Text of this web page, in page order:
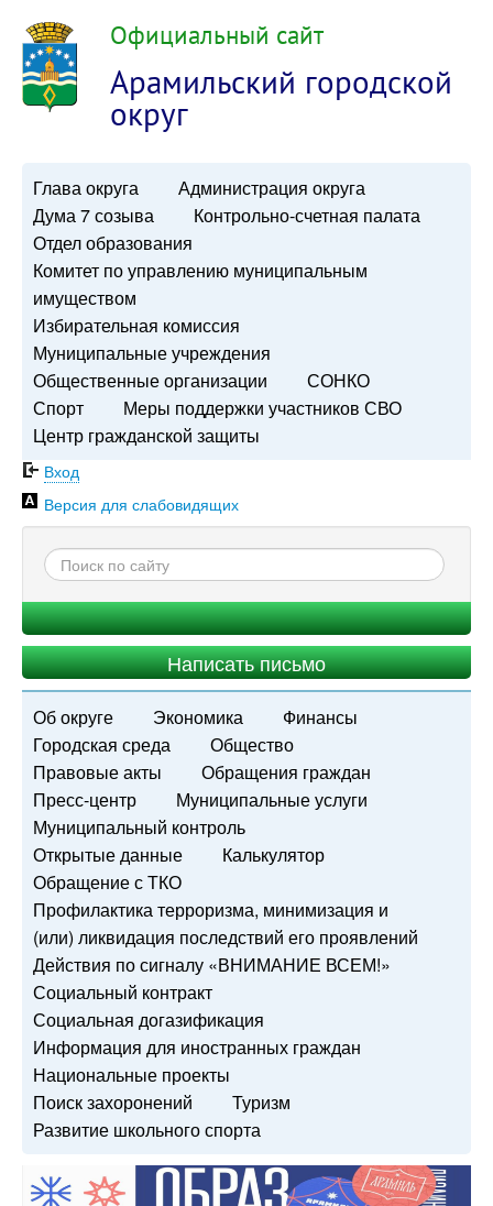
Официальный сайт
Арамильский городской
округ
Глава округа
Администрация округа
Дума 7 созыва
Контрольно-счетная палата
Отдел образования
Комитет по управлению муниципальным
имуществом
Избирательная комиссия
Муниципальные учреждения
Общественные организации
СОНКО
Спорт
Меры поддержки участников СВО
Центр гражданской защиты
Вход
Версия для слабовидящих
Написать письмо
Об округе Экономика
Финансы
Городская среда
Общество
Правовые акты
Обращения граждан
Пресс-центр
Муниципальные услуги
Муниципальный контроль
Открытые данные
Калькулятор
Обращение с ТКО
Профилактика терроризма, минимизация и
(или) ликвидация последствий его проявлений
Действия по сигналу «ВНИМАНИЕ ВСЕМ!»
Социальный контракт
Социальная догазификация
Информация для иностранных граждан
Национальные проекты
Поиск захоронений
Туризм
Развитие школьного спорта